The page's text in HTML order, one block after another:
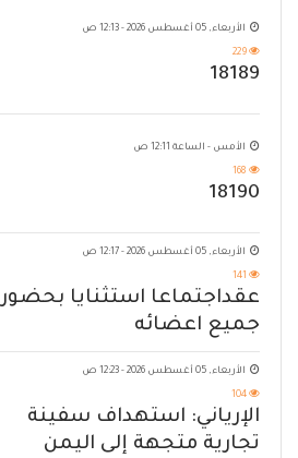
الأربعاء, 05 أغسطس 2026 - 12:13 ص
229
18189
الأمس - الساعة 12:11 ص
168
18190
الأربعاء, 05 أغسطس 2026 - 12:17 ص
141
عقداجتماعا استثنايا بحضور
جميع اعضائه
الأربعاء, 05 أغسطس 2026 - 12:23 ص
104
الإرياني: استهداف سفينة
تجارية متجهة إلى اليمن